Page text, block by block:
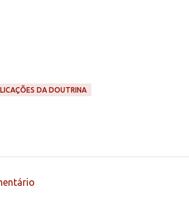
DA DOUTRINA